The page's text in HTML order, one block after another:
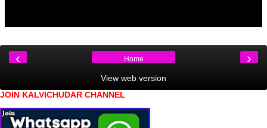
‹ ›
Home
View web version
JOIN KALVICHUDAR CHANNEL